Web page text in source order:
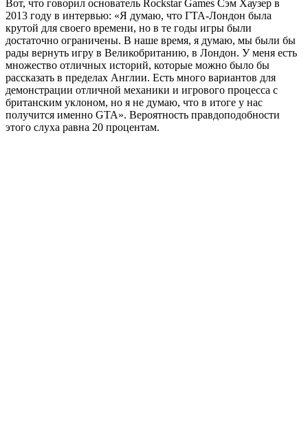
Вот, что говорил основатель Rockstar Games Сэм Хаузер в
2013 году в интервью: «Я думаю, что ГТА-Лондон была
крутой для своего времени, но в те годы игры были
достаточно ограничены. В наше время, я думаю, мы были бы
рады вернуть игру в Великобританию, в Лондон. У меня есть
множество отличных историй, которые можно было бы
рассказать в пределах Англии. Есть много вариантов для
демонстрации отличной механики и игрового процесса с
британским уклоном, но я не думаю, что в итоге у нас
получится именно GTA». Вероятность правдоподобности
этого слуха равна 20 процентам.